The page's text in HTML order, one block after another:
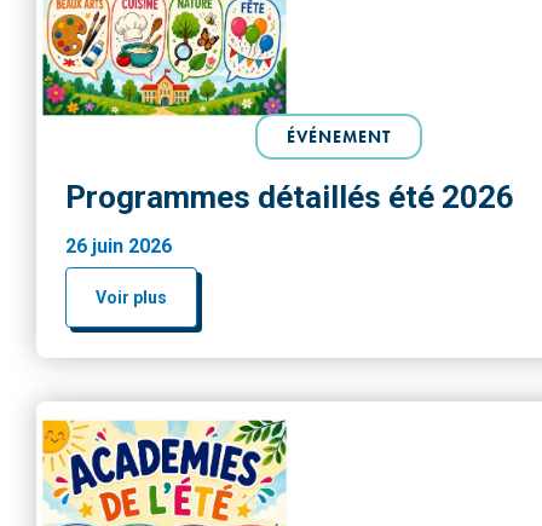
ÉVÉNEMENT
Programmes détaillés été 2026
26 juin 2026
Voir plus